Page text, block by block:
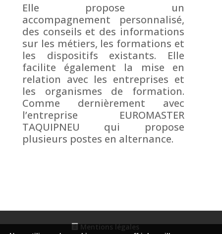
Elle propose un
accompagnement personnalisé,
des conseils et des informations
sur les métiers, les formations et
les dispositifs existants. Elle
facilite également la mise en
relation avec les entreprises et
les organismes de formation.
Comme dernièrement avec
l’entreprise EUROMASTER
TAQUIPNEU qui propose
plusieurs postes en alternance.
Mentions légales